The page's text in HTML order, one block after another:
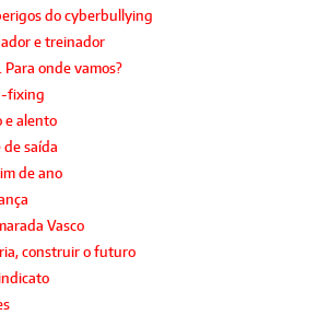
do cyberbullying
e treinador
Para onde vamos?
fixing
e alento
de saída
de ano
Vasco
construir o futuro